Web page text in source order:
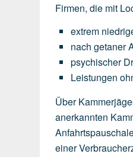
Firmen, die mit
extrem
nach getaner
psychischer
Leistungen
Über
anerkannten
einer